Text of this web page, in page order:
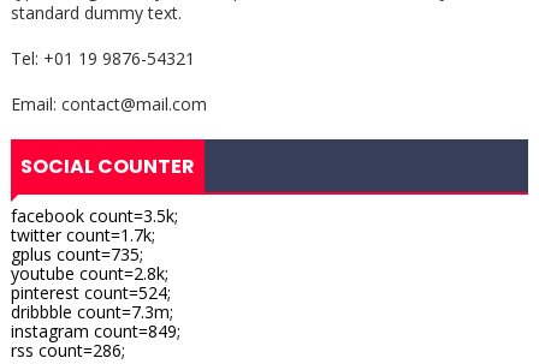
standard dummy text.
Tel: +01 19 9876-54321
Email: contact@mail.com
SOCIAL COUNTER
facebook count=3.5k;
twitter count=1.7k;
gplus count=735;
youtube count=2.8k;
pinterest count=524;
dribbble count=7.3m;
instagram count=849;
rss count=286;